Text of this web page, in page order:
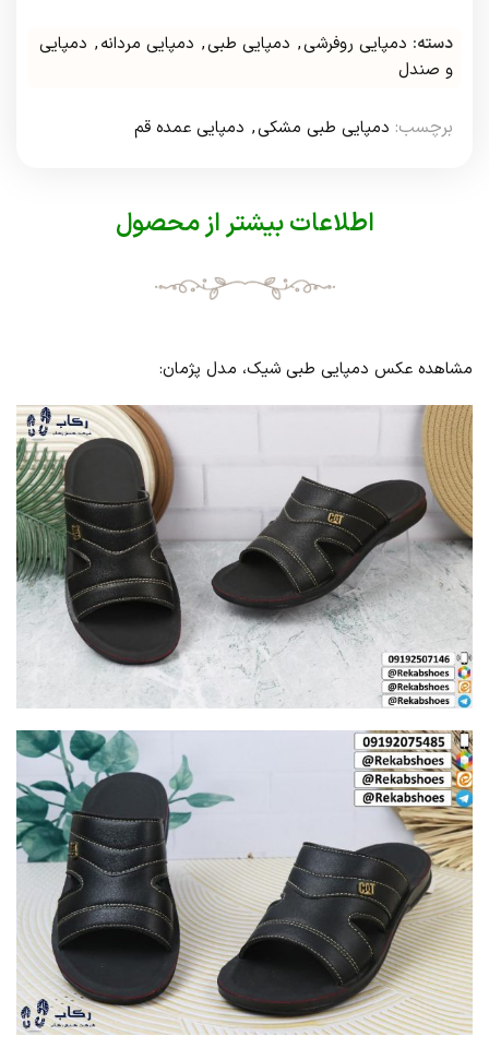
دسته: دمپایی روفرشی, دمپایی طبی, دمپایی مردانه, دمپایی
و صندل
برچسب: دمپایی طبی مشکی, دمپایی عمده قم
اطلاعات بیشتر از محصول
مشاهده عکس دمپایی طبی شیک، مدل پژمان: